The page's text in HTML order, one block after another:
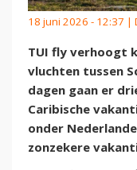
18 juni 2026 - 12:37 |
TUI fly verhoogt
vluchten tussen
dagen gaan er
Caribische
onder
zonzekere